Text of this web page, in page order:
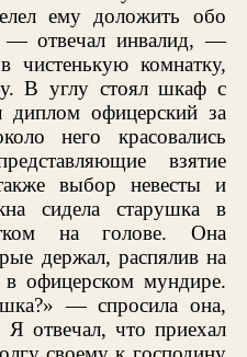
ему доложить обо
отвечал инвалид, —
комнатку,
В углу стоял шкаф с
диплом офицерский за
него красовались
взятие
выбор невесты и
сидела старушка в
на голове. Она
держал, распялив на
в офицерском мундире.
— спросила она,
Я отвечал, что приехал